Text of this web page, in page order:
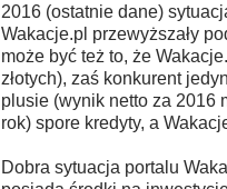
2016 (ostatnie dane)
Wakacje.pl przewyższały
może być też to, że
złotych), zaś konkurent
plusie (wynik netto za 2016
rok) spore kredyty, a
Dobra sytuacja portalu